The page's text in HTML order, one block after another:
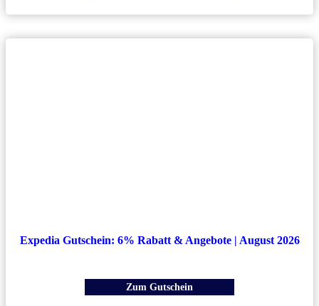
Expedia Gutschein: 6% Rabatt & Angebote | August 2026
Zum Gutschein